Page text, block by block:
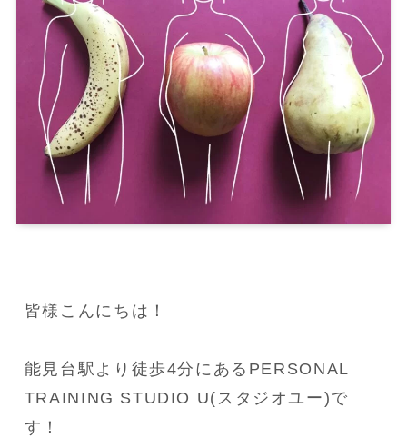
皆様こんにちは！
能見台駅より徒歩4分にあるPERSONAL
TRAINING STUDIO U(スタジオユー)で
す！